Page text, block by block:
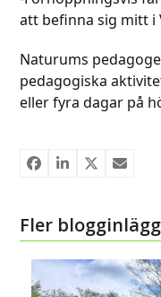
att befinna sig mitt i
Naturums
pedagogiska
eller fyra dagar på
Fler blogginlägg